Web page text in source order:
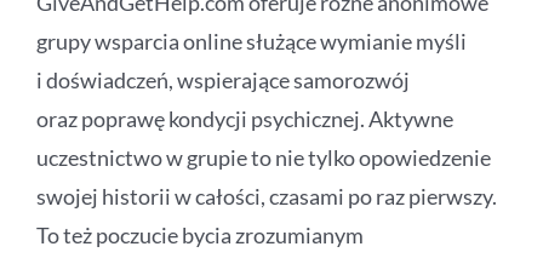
grupy wsparcia online służące wymianie myśli
i doświadczeń, wspierające samorozwój
oraz poprawę kondycji psychicznej. Aktywne
uczestnictwo w grupie to nie tylko opowiedzenie
swojej historii w całości, czasami po raz pierwszy.
To też poczucie bycia zrozumianym